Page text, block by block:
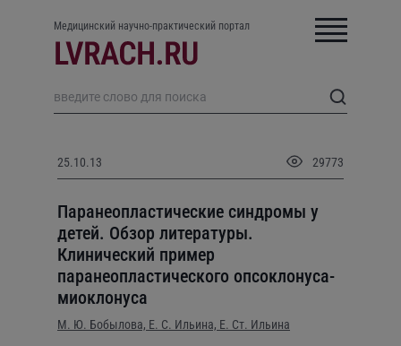
Медицинский научно-практический портал
25.10.13 29773
Паранеопластические синдромы у
детей. Обзор литературы.
Клинический пример
паранеопластического опсоклонуса-
миоклонуса
М. Ю. Бобылова, Е. С. Ильина, Е. Ст. Ильина